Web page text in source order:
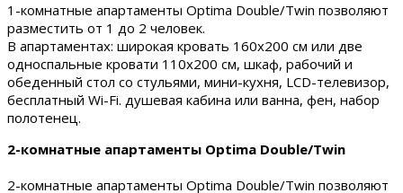
1-комнатные апартаменты Optima Double/Twin позволяют
разместить от 1 до 2 человек.
В апартаментах: широкая кровать 160х200 см или две
односпальные кровати 110х200 см, шкаф, рабочий и
обеденный стол со стульями, мини-кухня, LCD-телевизор,
бесплатный Wi-Fi. душевая кабина или ванна, фен, набор
полотенец.
2-комнатные апартаменты Optima Double/Twin
2-комнатные апартаменты Optima Double/Twin позволяют